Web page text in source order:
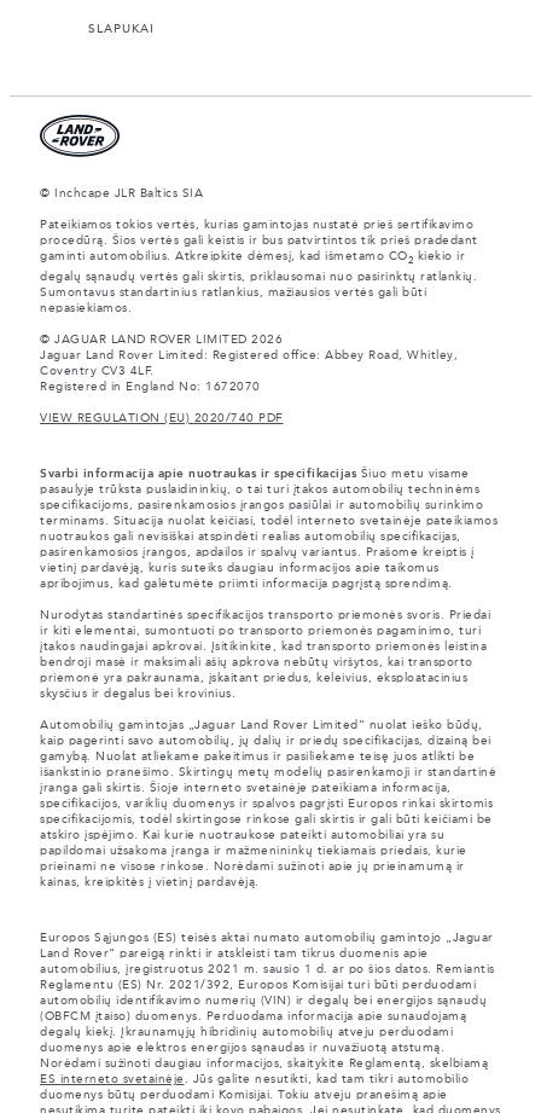
SLAPUKAI
© Inchcape JLR Baltics SIA
Pateikiamos tokios vertės, kurias gamintojas nustatė prieš sertifikavimo
procedūrą. Šios vertės gali keistis ir bus patvirtintos tik prieš pradedant
gaminti automobilius. Atkreipkite dėmesį, kad išmetamo CO2
kiekio ir
degalų sąnaudų vertės gali skirtis, priklausomai nuo pasirinktų ratlankių.
Sumontavus standartinius ratlankius, mažiausios vertės gali būti
nepasiekiamos.
© JAGUAR LAND ROVER LIMITED 2026
Jaguar Land Rover Limited: Registered office: Abbey Road, Whitley,
Coventry CV3 4LF.
Registered in England No: 1672070
VIEW REGULATION (EU) 2020/740 PDF
Svarbi informacija apie nuotraukas ir specifikacijasŠiuo metu visame
pasaulyje trūksta puslaidininkių, o tai turi įtakos automobilių techninėms
specifikacijoms, pasirenkamosios įrangos pasiūlai ir automobilių surinkimo
terminams. Situacija nuolat keičiasi, todėl interneto svetainėje pateikiamos
nuotraukos gali nevisiškai atspindėti realias automobilių specifikacijas,
pasirenkamosios įrangos, apdailos ir spalvų variantus. Prašome kreiptis į
vietinį pardavėją, kuris suteiks daugiau informacijos apie taikomus
apribojimus, kad galėtumėte priimti informacija pagrįstą sprendimą.
Nurodytas standartinės specifikacijos transporto priemonės svoris. Priedai
ir kiti elementai, sumontuoti po transporto priemonės pagaminimo, turi
įtakos naudingajai apkrovai. Įsitikinkite, kad transporto priemonės leistina
bendroji masė ir maksimali ašių apkrova nebūtų viršytos, kai transporto
priemonė yra pakraunama, įskaitant priedus, keleivius, eksploatacinius
skysčius ir degalus bei krovinius.
Automobilių gamintojas „Jaguar Land Rover Limited“ nuolat ieško būdų,
kaip pagerinti savo automobilių, jų dalių ir priedų specifikacijas, dizainą bei
gamybą. Nuolat atliekame pakeitimus ir pasiliekame teisę juos atlikti be
išankstinio pranešimo. Skirtingų metų modelių pasirenkamoji ir standartinė
įranga gali skirtis. Šioje interneto svetainėje pateikiama informacija,
specifikacijos, variklių duomenys ir spalvos pagrįsti Europos rinkai skirtomis
specifikacijomis, todėl skirtingose rinkose gali skirtis ir gali būti keičiami be
atskiro įspėjimo. Kai kurie nuotraukose pateikti automobiliai yra su
papildomai užsakoma įranga ir mažmenininkų tiekiamais priedais, kurie
prieinami ne visose rinkose. Norėdami sužinoti apie jų prieinamumą ir
kainas, kreipkitės į vietinį pardavėją.
Europos Sąjungos (ES) teisės aktai numato automobilių gamintojo „Jaguar
Land Rover“ pareigą rinkti ir atskleisti tam tikrus duomenis apie
automobilius, įregistruotus 2021 m. sausio 1 d. ar po šios datos. Remiantis
Reglamentu (ES) Nr. 2021/392, Europos Komisijai turi būti perduodami
automobilių identifikavimo numerių (VIN) ir degalų bei energijos sąnaudų
(OBFCM įtaiso) duomenys. Perduodama informacija apie sunaudojamą
degalų kiekį. Įkraunamųjų hibridinių automobilių atveju perduodami
duomenys apie elektros energijos sąnaudas ir nuvažiuotą atstumą.
Norėdami sužinoti daugiau informacijos, skaitykite Reglamentą, skelbiamą
ES interneto svetainėje . Jūs galite nesutikti, kad tam tikri automobilio
duomenys būtų perduodami Komisijai. Tokiu atveju pranešimą apie